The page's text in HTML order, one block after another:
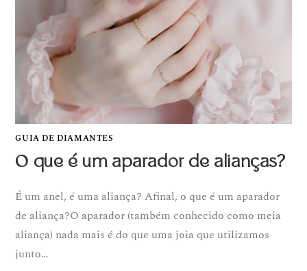
GUIA DE DIAMANTES
O que é um aparador de alianças?
É um anel, é uma aliança? Afinal, o que é um aparador
de aliança?O aparador (também conhecido como meia
aliança) nada mais é do que uma joia que utilizamos
junto…